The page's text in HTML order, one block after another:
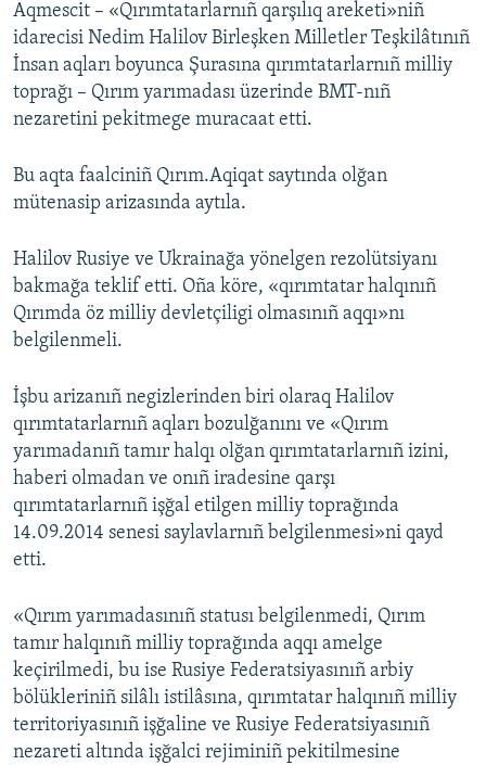
RFE/RS bütün saytları
Aqmescit – «Qırımtatarlarnıñ qarşılıq areketi»niñ
idarecisi Nedim Halilov Birleşken Milletler Teşkilâtınıñ
İnsan aqları boyunca Şurasına qırımtatarlarnıñ milliy
toprağı – Qırım yarımadası üzerinde BMT-nıñ
nezaretini pekitmege muracaat etti.
Bu aqta faalciniñ Qırım.Aqiqat saytında olğan
mütenasip arizasında aytıla.
Halilov Rusiye ve Ukrainağa yönelgen rezolütsiyanı
bakmağa teklif etti. Oña köre, «qırımtatar halqınıñ
Qırımda öz milliy devletçiligi olmasınıñ aqqı»nı
belgilenmeli.
İşbu arizanıñ negizlerinden biri olaraq Halilov
qırımtatarlarnıñ aqları bozulğanını ve «Qırım
yarımadanıñ tamır halqı olğan qırımtatarlarnıñ izini,
haberi olmadan ve onıñ iradesine qarşı
qırımtatarlarnıñ işğal etilgen milliy toprağında
14.09.2014 senesi saylavlarnıñ belgilenmesi»ni qayd
etti.
«Qırım yarımadasınıñ statusı belgilenmedi, Qırım
tamır halqınıñ milliy toprağında aqqı amelge
keçirilmedi, bu ise Rusiye Federatsiyasınıñ arbiy
bölükleriniñ silâlı istilâsına, qırımtatar halqınıñ milliy
territoriyasınıñ işğaline ve Rusiye Federatsiyasınıñ
nezareti altında işğalci rejiminiñ pekitilmesine